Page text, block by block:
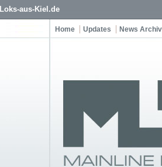
Loks-aus-Kiel.de
Home Updates News Archiv